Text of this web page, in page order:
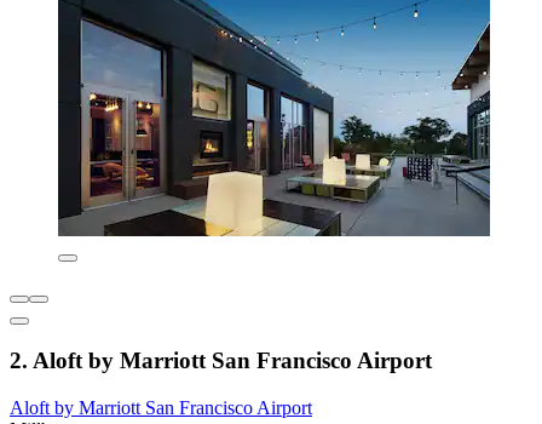
2. Aloft by Marriott San Francisco Airport
Aloft by Marriott San Francisco Airport